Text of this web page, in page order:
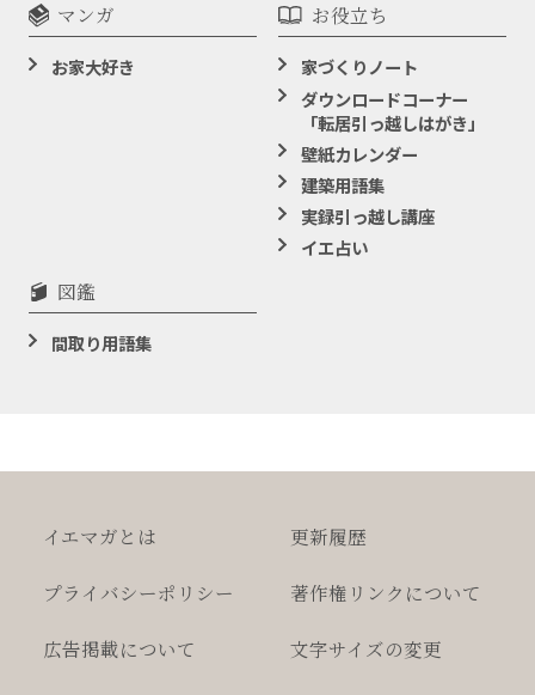
マンガ
お家大好き
お役立ち
家づくりノート
ダウンロードコーナー
「転居引っ越しはがき」
壁紙カレンダー
建築用語集
実録引っ越し講座
イエ占い
図鑑
間取り用語集
イエマガとは 更新履歴
プライバシーポリシー 著作権 リンクについて
広告掲載について 文字サイズの変更